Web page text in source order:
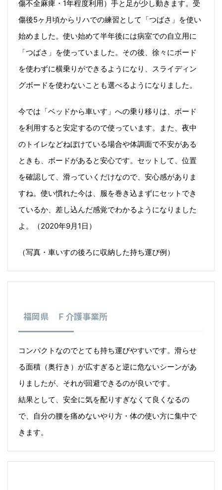
傷不全麻痺・1年程度利用）手と足が少し動きます。受
傷後5ヶ月頃からリハでの練習として「つばさ」を使い
始めました。使い始めて半年後には病室での自立用に
「つばさ」を使っていました。その後、徐々にボード
を使わずに横乗りができるようになり、スライディン
グボードを使わないことも選べるようになりました。
今では「ベッドから車いす」への乗り移りは、ボード
を利用すると安定するので使っています。また、夜中
のトイレなどねぼけている場合や体調面で不安がある
ときも、ボードがあると安心です。セットして、位置
を確認して、滑っていくだけなので、安心感がありま
すね。使い慣れた今は、服を巻き込まずにセットでき
ているか、差し込んだ感覚でわかるようになりました
よ。（2020年9月1日）
（写真・車いすの後ろに収納した持ち運び例）
福岡県 Ｆ介護事業所
コンパクトなのでとても持ち運びやすいです。滑らせ
る面積（奥行き）が広すぎると逆に危ないシーンがあ
りましたが、それが回避できるのが良いです。
結果として、安全に気を配りすぎなくて良くなるの
で、自分の腰を痛めないやり方・体の使い方に集中で
きます。